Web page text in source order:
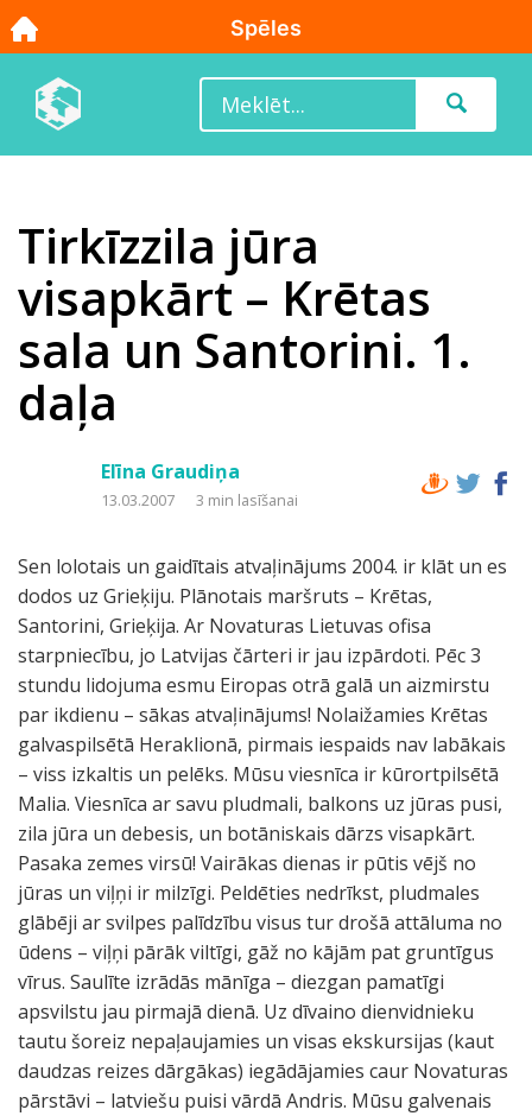
Tirkīzzila jūra
visapkārt – Krētas
sala un Santorini. 1.
daļa
Elīna Graudiņa
13.03.2007 3 min lasīšanai
Sen lolotais un gaidītais atvaļinājums 2004. ir klāt un es
dodos uz Grieķiju. Plānotais maršruts – Krētas,
Santorini, Grieķija. Ar Novaturas Lietuvas ofisa
starpniecību, jo Latvijas čārteri ir jau izpārdoti. Pēc 3
stundu lidojuma esmu Eiropas otrā galā un aizmirstu
par ikdienu – sākas atvaļinājums! Nolaižamies Krētas
galvaspilsētā Heraklionā, pirmais iespaids nav labākais
– viss izkaltis un pelēks. Mūsu viesnīca ir kūrortpilsētā
Malia. Viesnīca ar savu pludmali, balkons uz jūras pusi,
zila jūra un debesis, un botāniskais dārzs visapkārt.
Pasaka zemes virsū! Vairākas dienas ir pūtis vējš no
jūras un viļņi ir milzīgi. Peldēties nedrīkst, pludmales
glābēji ar svilpes palīdzību visus tur drošā attāluma no
ūdens – viļņi pārāk viltīgi, gāž no kājām pat gruntīgus
vīrus. Saulīte izrādās mānīga – diezgan pamatīgi
apsvilstu jau pirmajā dienā. Uz dīvaino dienvidnieku
tautu šoreiz nepaļaujamies un visas ekskursijas (kaut
daudzas reizes dārgākas) iegādājamies caur Novaturas
pārstāvi – latviešu puisi vārdā Andris. Mūsu galvenais